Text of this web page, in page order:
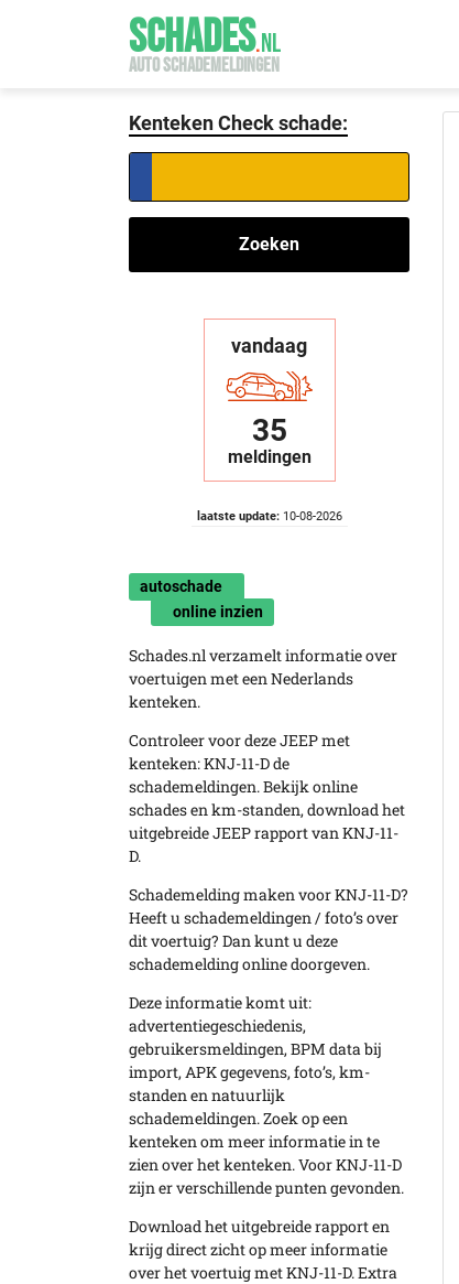
SCHADES.NL
AUTO SCHADEMELDINGEN
Kenteken Check schade:
Zoeken
vandaag
35
meldingen
laatste update:10-08-2026
autoschade
online inzien
Schades.nl verzamelt informatie over
voertuigen met een Nederlands
kenteken.
Controleer voor deze JEEP met
kenteken: KNJ-11-D de
schademeldingen. Bekijk online
schades en km-standen, download het
uitgebreide JEEP rapport van KNJ-11-
D.
Schademelding maken voor KNJ-11-D?
Heeft u schademeldingen / foto’s over
dit voertuig? Dan kunt u deze
schademelding online doorgeven.
Deze informatie komt uit:
advertentiegeschiedenis,
gebruikersmeldingen, BPM data bij
import, APK gegevens, foto’s, km-
standen en natuurlijk
schademeldingen. Zoek op een
kenteken om meer informatie in te
zien over het kenteken. Voor KNJ-11-D
zijn er verschillende punten gevonden.
Download het uitgebreide rapport en
krijg direct zicht op meer informatie
over het voertuig met KNJ-11-D. Extra